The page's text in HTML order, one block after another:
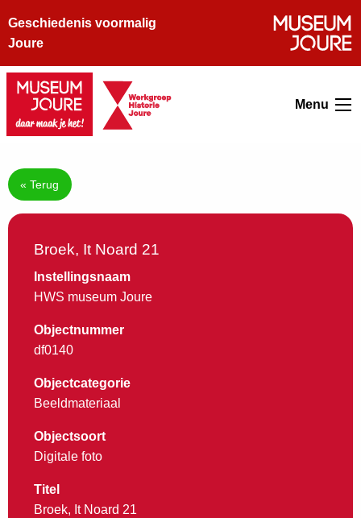
Geschiedenis voormalig
Joure
Menu
« Terug
Broek, It Noard 21
Instellingsnaam
HWS museum Joure
Objectnummer
df0140
Objectcategorie
Beeldmateriaal
Objectsoort
Digitale foto
Titel
Broek, It Noard 21